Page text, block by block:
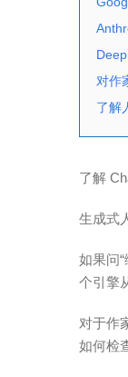
对作
了解
了解
生成式
如果问
个引擎
对于作
如何检